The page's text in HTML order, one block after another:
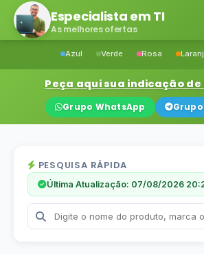
Especialista em TI
As melhores ofertas
Azul Verde Rosa
Peça aqui sua indicação de
Grupo WhatsApp
PESQUISA RÁPIDA
Última Atualização: 07/08/2026